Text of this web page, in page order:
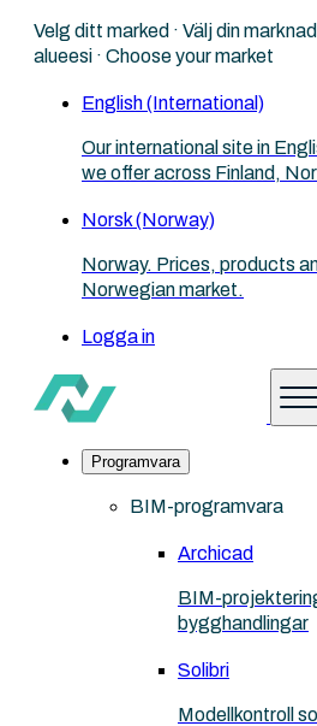
Velg ditt marked · Välj din
alueesi · Choose your market
English (International)
Our international site in
we offer across Finland,
Norsk (Norway)
Norway. Prices, products
Norwegian market.
Logga in
Programvara
BIM-programvara
Archicad
BIM-
bygghandlingar
Solibri
Modellkontroll